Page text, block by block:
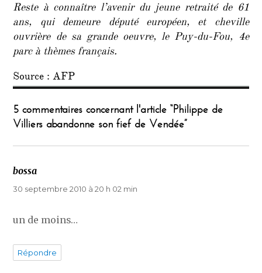
Reste à connaître l’avenir du jeune retraité de 61
ans, qui demeure député européen, et cheville
ouvrière de sa grande oeuvre, le Puy-du-Fou, 4e
parc à thèmes français.
Source : AFP
5 commentaires concernant l'article “Philippe de
Villiers abandonne son fief de Vendée”
bossa
30 septembre 2010 à 20 h 02 min
un de moins…
Répondre